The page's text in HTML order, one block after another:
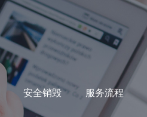
安全销毁 服务流程